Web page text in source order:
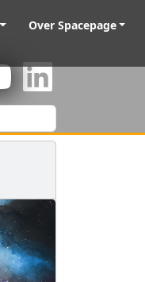
Over Spacepage